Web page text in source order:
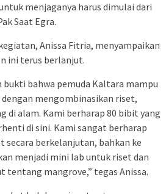
menjaganya harus dimulai dari
Saat Egra.
Anissa Fitria, menyampaikan
ini terus berlanjut.
bukti bahwa pemuda Kaltara mampu
mengombinasikan riset,
di alam. Kami berharap 80 bibit yang
di sini. Kami sangat berharap
secara berkelanjutan, bahkan ke
menjadi mini lab untuk riset dan
tentang mangrove,” tegas Anissa.